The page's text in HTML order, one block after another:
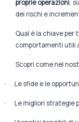
proprie operazioni,
dei rischi e
Qual è la chiave
comportamenti utili
Scopri come nel
· Le sfide e le
· Le migliori strategie